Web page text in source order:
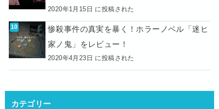
2020年1月15日 に投稿された
惨殺事件の真実を暴く！ホラーノベル「迷ヒ
家ノ鬼」をレビュー！
2020年4月23日 に投稿された
カテゴリー